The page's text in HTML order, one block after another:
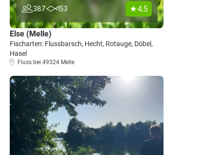
387 153 4.5
Else (Melle)
Fischarten: Flussbarsch, Hecht, Rotauge, Döbel,
Hasel
Fluss bei 49324 Melle